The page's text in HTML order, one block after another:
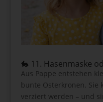
🐇 11. Hasenmaske
Aus Pappe entstehen
bunte Osterkronen. Sie
verziert werden – und